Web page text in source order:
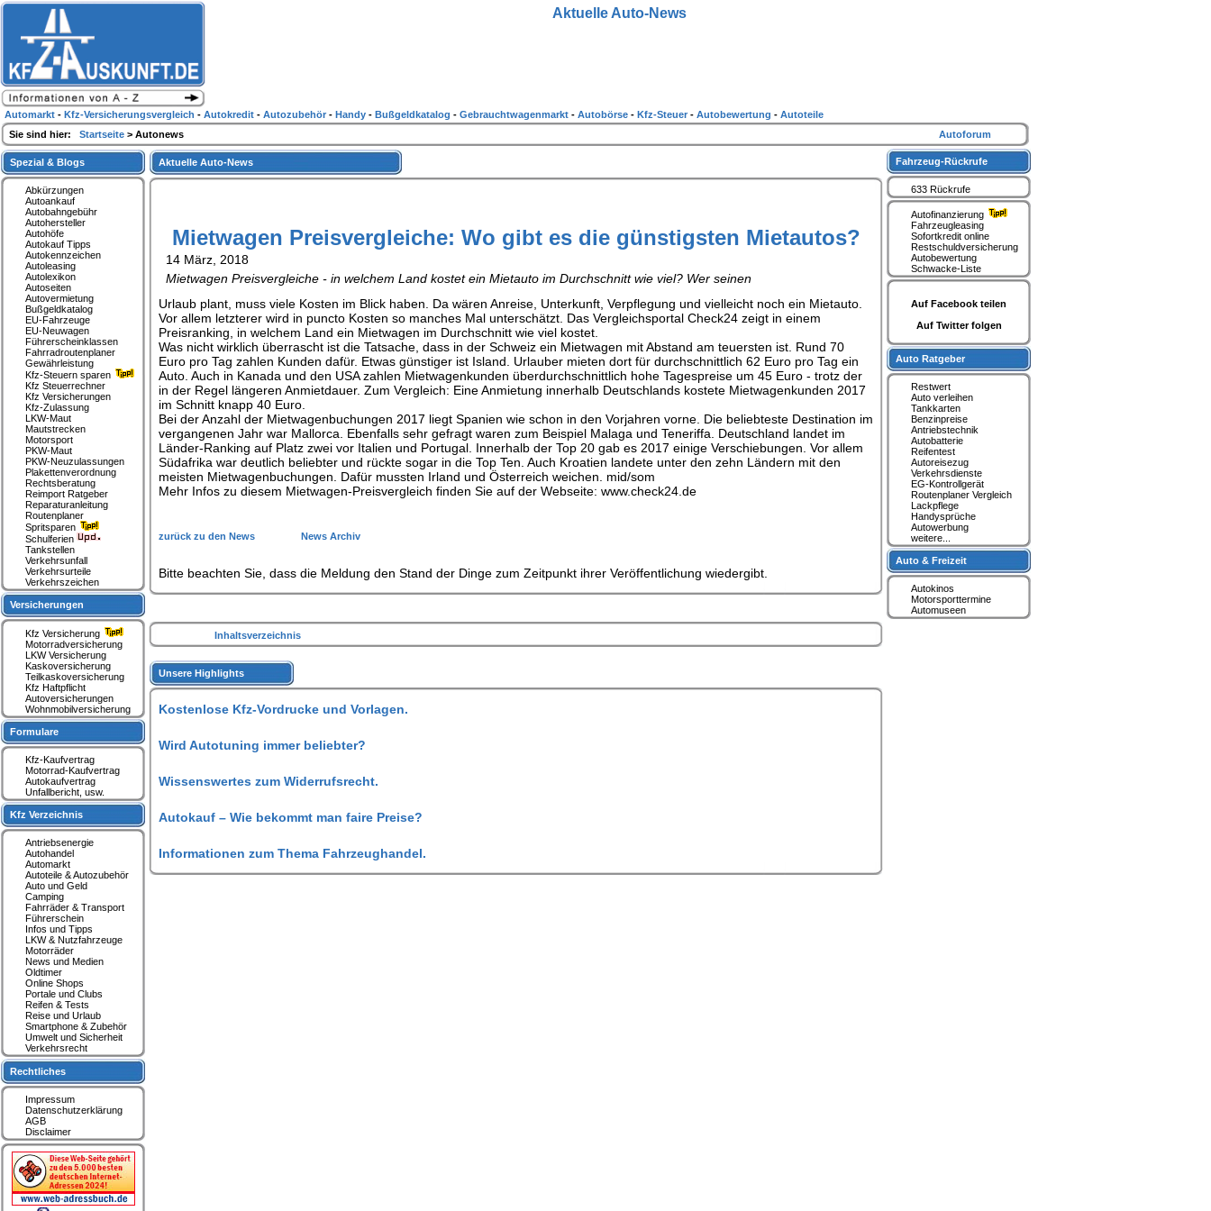
Aktuelle Auto-News
Mietwagen Preisvergleiche: Wo gibt es die günstigsten Mietautos?
14 März, 2018
Mietwagen Preisvergleiche - in welchem Land kostet ein Mietauto im Durchschnitt wie viel? Wer seinen
Urlaub plant, muss viele Kosten im Blick haben. Da wären Anreise, Unterkunft, Verpflegung und vielleicht noch ein Mietauto.
Vor allem letzterer wird in puncto Kosten so manches Mal unterschätzt. Das Vergleichsportal Check24 zeigt in einem
Preisranking, in welchem Land ein Mietwagen im Durchschnitt wie viel kostet.
Was nicht wirklich überrascht ist die Tatsache, dass in der Schweiz ein Mietwagen mit Abstand am teuersten ist. Rund 70
Euro pro Tag zahlen Kunden dafür. Etwas günstiger ist Island. Urlauber mieten dort für durchschnittlich 62 Euro pro Tag ein
Auto. Auch in Kanada und den USA zahlen Mietwagenkunden überdurchschnittlich hohe Tagespreise um 45 Euro - trotz der
in der Regel längeren Anmietdauer. Zum Vergleich: Eine Anmietung innerhalb Deutschlands kostete Mietwagenkunden 2017
im Schnitt knapp 40 Euro.
Bei der Anzahl der Mietwagenbuchungen 2017 liegt Spanien wie schon in den Vorjahren vorne. Die beliebteste Destination im
vergangenen Jahr war Mallorca. Ebenfalls sehr gefragt waren zum Beispiel Malaga und Teneriffa. Deutschland landet im
Länder-Ranking auf Platz zwei vor Italien und Portugal. Innerhalb der Top 20 gab es 2017 einige Verschiebungen. Vor allem
Südafrika war deutlich beliebter und rückte sogar in die Top Ten. Auch Kroatien landete unter den zehn Ländern mit den
meisten Mietwagenbuchungen. Dafür mussten Irland und Österreich weichen. mid/som
Mehr Infos zu diesem Mietwagen-Preisvergleich finden Sie auf der Webseite: www.check24.de
zurück zu den News News Archiv
Bitte beachten Sie, dass die Meldung den Stand der Dinge zum Zeitpunkt ihrer Veröffentlichung wiedergibt.
Inhaltsverzeichnis
Unsere Highlights
Kostenlose Kfz-Vordrucke und Vorlagen.
Wird Autotuning immer beliebter?
Wissenswertes zum Widerrufsrecht.
Autokauf – Wie bekommt man faire Preise?
Informationen zum Thema Fahrzeughandel.
Spezial & Blogs
Abkürzungen
Autoankauf
Autobahngebühr
Autohersteller
Autohöfe
Autokauf Tipps
Autokennzeichen
Autoleasing
Autolexikon
Autoseiten
Autovermietung
Bußgeldkatalog
EU-Fahrzeuge
EU-Neuwagen
Führerscheinklassen
Fahrradroutenplaner
Gewährleistung
Kfz-Steuern sparen
Kfz Steuerrechner
Kfz Versicherungen
Kfz-Zulassung
LKW-Maut
Mautstrecken
Motorsport
PKW-Maut
PKW-Neuzulassungen
Plakettenverordnung
Rechtsberatung
Reimport Ratgeber
Reparaturanleitung
Routenplaner
Spritsparen
Schulferien
Tankstellen
Verkehrsunfall
Verkehrsurteile
Verkehrszeichen
Versicherungen
Kfz Versicherung
Motorradversicherung
LKW Versicherung
Kaskoversicherung
Teilkaskoversicherung
Kfz Haftpflicht
Autoversicherungen
Wohnmobilversicherung
Formulare
Kfz-Kaufvertrag
Motorrad-Kaufvertrag
Autokaufvertrag
Unfallbericht, usw.
Kfz Verzeichnis
Antriebsenergie
Autohandel
Automarkt
Autoteile & Autozubehör
Auto und Geld
Camping
Fahrräder & Transport
Führerschein
Infos und Tipps
LKW & Nutzfahrzeuge
Motorräder
News und Medien
Oldtimer
Online Shops
Portale und Clubs
Reifen & Tests
Reise und Urlaub
Smartphone & Zubehör
Umwelt und Sicherheit
Verkehrsrecht
Rechtliches
Impressum
Datenschutzerklärung
AGB
Disclaimer
Fahrzeug-Rückrufe
633 Rückrufe
Autofinanzierung
Fahrzeugleasing
Sofortkredit online
Restschuldversicherung
Autobewertung
Schwacke-Liste
Auf Facebook teilen
Auf Twitter folgen
Auto Ratgeber
Restwert
Auto verleihen
Tankkarten
Benzinpreise
Antriebstechnik
Autobatterie
Reifentest
Autoreisezug
Verkehrsdienste
EG-Kontrollgerät
Routenplaner Vergleich
Lackpflege
Handysprüche
Autowerbung
weitere...
Auto & Freizeit
Autokinos
Motorsporttermine
Automuseen
Aktuelle Auto-News
Automarkt - Kfz-Versicherungsvergleich - Autokredit - Autozubehör - Handy - Bußgeldkatalog - Gebrauchtwagenmarkt - Autobörse - Kfz-Steuer - Autobewertung - Autoteile
Sie sind hier: Startseite > Autonews Autoforum